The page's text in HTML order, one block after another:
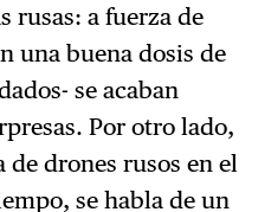
rusas: a fuerza de
una buena dosis de
se acaban
Por otro lado,
de drones rusos en el
se habla de un